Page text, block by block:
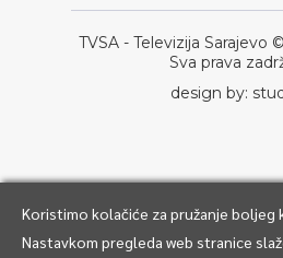
TVSA - Televizija Sarajevo
Sva prava
design by:
Koristimo kolačiće za pružanje boljeg
Nastavkom pregleda web stranice